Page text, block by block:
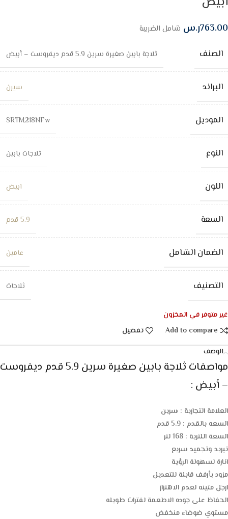
763.00ر.س شامل الضريبة
الصنف ثلاجة بابين صغيرة سرين 5.9 قدم ديفروست – أبيض
البراند سيرن
الموديل SRTM218NFw
النوع ثلاجات بابين
اللون ابيض
السعة 5.9 قدم
الضمان الشامل عامين
التصنيف ثلاجات
غير متوفر في المخزون
Add to compare
تفضيل
الوصف
مواصفات ثلاجة بابين صغيرة سرين 5.9 قدم ديفروست
– أبيض :
العلامة التجارية : سرين
السعه بالقدم : 5.9 قدم
السعة اللترية : 168 لتر
تبريد وتجميد سريع
انارة لسهولة الرؤية
مزود بأرفف قابلة للتعديل
ارجل متينه لعدم الاهتزاز
الحفاظ على جوده الاطعمة لفترات طويله
مستوي ضوضاء منخفض